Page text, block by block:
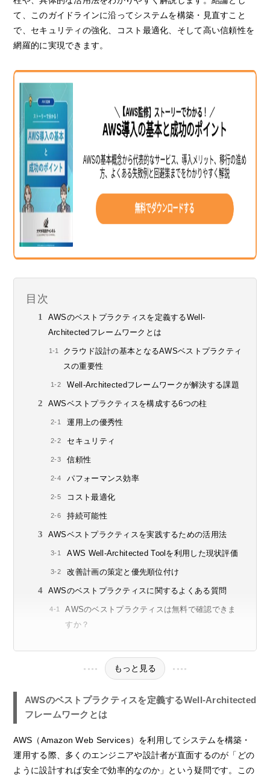
て、このガイドラインに沿ってシステムを構築・見直すこと
で、セキュリティの強化、コスト最適化、そして高い信頼性を
網羅的に実現できます。
目次
AWSのベストプラクティスを定義するWell-
Architectedフレームワークとは
クラウド設計の基本となるAWSベストプラクティ
スの重要性
Well-Architectedフレームワークが解決する課題
AWSベストプラクティスを構成する6つの柱
運用上の優秀性
セキュリティ
信頼性
パフォーマンス効率
コスト最適化
持続可能性
AWSベストプラクティスを実践するための活用法
AWS Well-Architected Toolを利用した現状評価
改善計画の策定と優先順位付け
AWSのベストプラクティスに関するよくある質問
AWSのベストプラクティスは無料で確認できま
すか？
もっと見る
AWSのベストプラクティスを定義するWell-Architected
フレームワークとは
AWS（Amazon Web Services）を利用してシステムを構築・
運用する際、多くのエンジニアや設計者が直面するのが「どの
ように設計すれば安全で効率的なのか」という疑問です。この